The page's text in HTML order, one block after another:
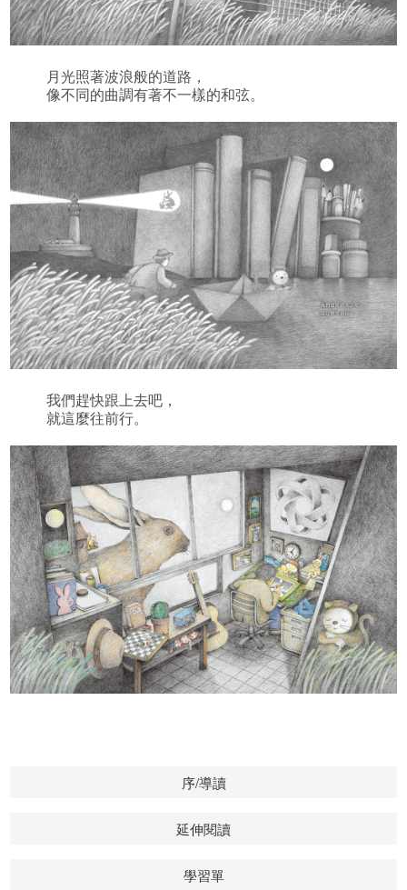
月光照著波浪般的道路，
像不同的曲調有著不一樣的和弦。
我們趕快跟上去吧，
就這麼往前行。
序/導讀
延伸閱讀
學習單